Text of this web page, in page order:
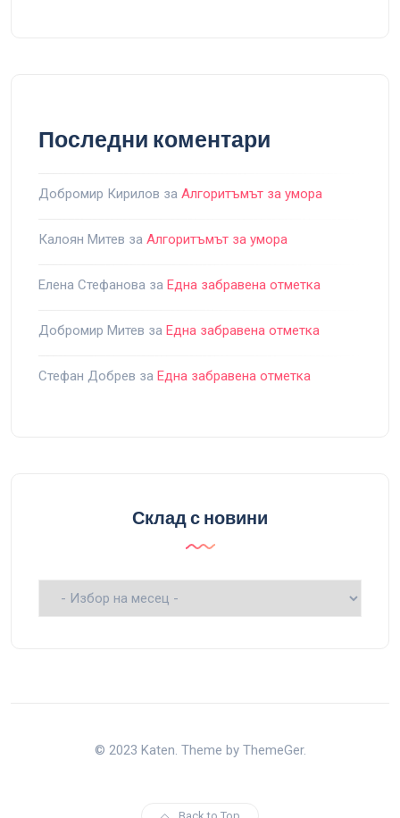
Последни коментари
Добромир Кирилов за Алгоритъмът за умора
Калоян Митев за Алгоритъмът за умора
Елена Стефанова за Една забравена отметка
Добромир Митев за Една забравена отметка
Стефан Добрев за Една забравена отметка
Склад с новини
Склад
© 2023 Katen. Theme by ThemeGer.